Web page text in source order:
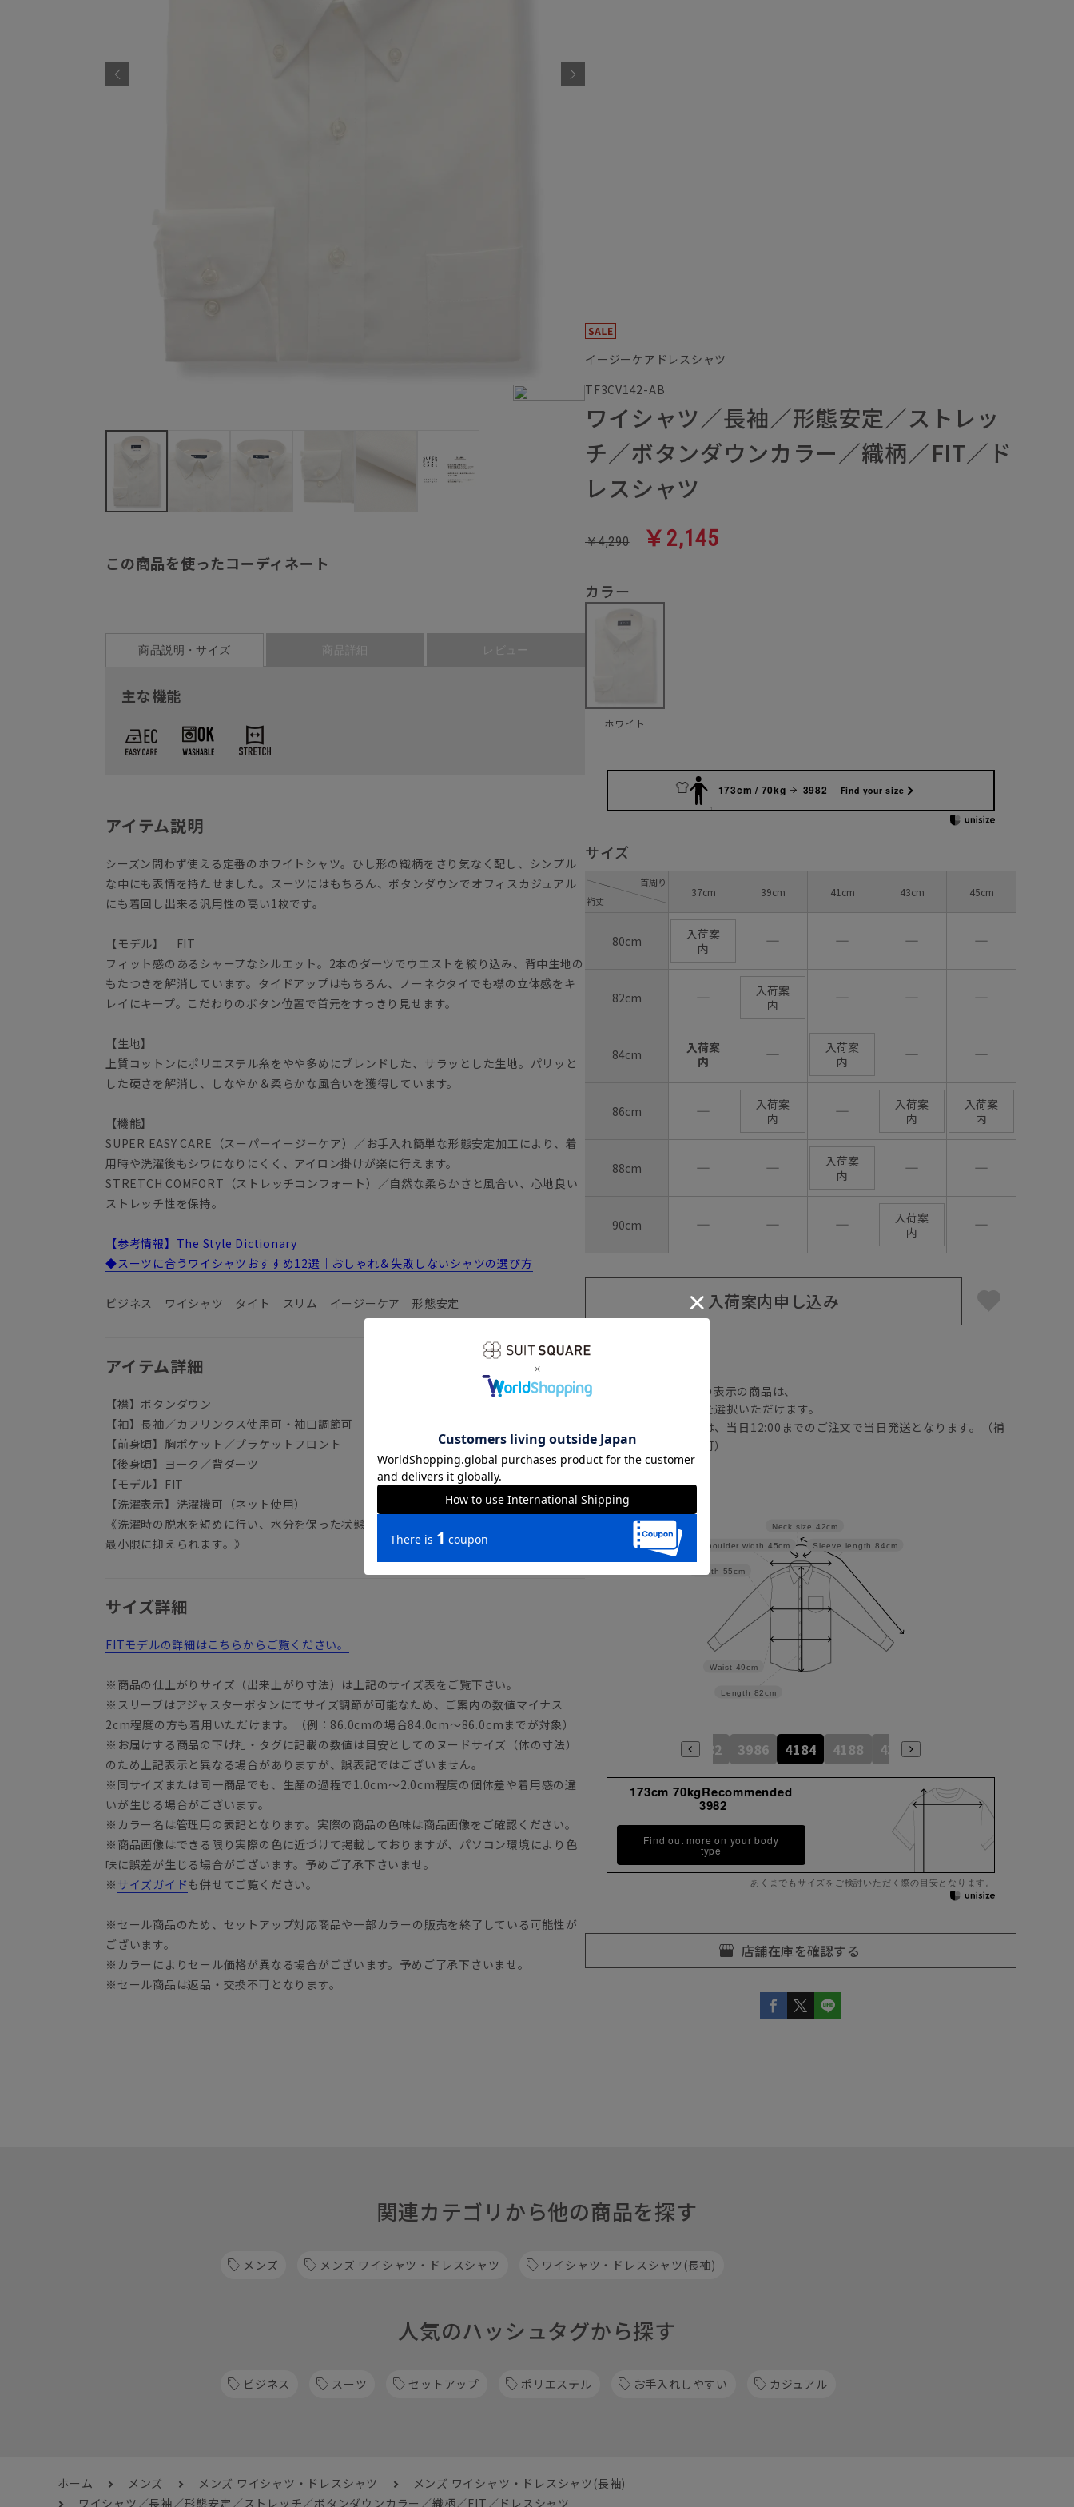
この商品を使ったコーディネート
商品説明・サイズ 商品詳細 レビュー
主な機能
アイテム説明
シーズン問わず使える定番のホワイトシャツ。ひし形の織柄をさり気なく配し、シンプル
な中にも表情を持たせました。スーツにはもちろん、ボタンダウンでオフィスカジュアル
にも着回し出来る汎用性の高い1枚です。
【モデル】 FIT
フィット感のあるシャープなシルエット。2本のダーツでウエストを絞り込み、背中生地の
もたつきを解消しています。タイドアップはもちろん、ノーネクタイでも襟の立体感をキ
レイにキープ。こだわりのボタン位置で首元をすっきり見せます。
【生地】
上質コットンにポリエステル糸をやや多めにブレンドした、サラッとした生地。パリッと
した硬さを解消し、しなやか＆柔らかな風合いを獲得しています。
【機能】
SUPER EASY CARE（スーパーイージーケア）／お手入れ簡単な形態安定加工により、着
用時や洗濯後もシワになりにくく、アイロン掛けが楽に行えます。
STRETCH COMFORT（ストレッチコンフォート）／自然な柔らかさと風合い、心地良い
ストレッチ性を保持。
【参考情報】The Style Dictionary
◆スーツに合うワイシャツおすすめ12選｜おしゃれ＆失敗しないシャツの選び方
ビジネス ワイシャツ タイト スリム イージーケア 形態安定
アイテム詳細
【襟】ボタンダウン
【袖】長袖／カフリンクス使用可・袖口調節可
【前身頃】胸ポケット／プラケットフロント
【後身頃】ヨーク／背ダーツ
【モデル】FIT
【洗濯表示】洗濯機可（ネット使用）
《洗濯時の脱水を短めに行い、水分を保った状態で形を整えつり干しすることで、シワが
最小限に抑えられます。》
サイズ詳細
FITモデルの詳細はこちらからご覧ください。
※商品の仕上がりサイズ（出来上がり寸法）は上記のサイズ表をご覧下さい。
※スリーブはアジャスターボタンにてサイズ調節が可能なため、ご案内の数値マイナス
2cm程度の方も着用いただけます。（例：86.0cmの場合84.0cm～86.0cmまでが対象）
※お届けする商品の下げ札・タグに記載の数値は目安としてのヌードサイズ（体の寸法）
のため上記表示と異なる場合がありますが、誤表記ではございません。
※同サイズまたは同一商品でも、生産の過程で1.0cm～2.0cm程度の個体差や着用感の違
いが生じる場合がございます。
※カラー名は管理用の表記となります。実際の商品の色味は商品画像をご確認ください。
※商品画像はできる限り実際の色に近づけて掲載しておりますが、パソコン環境により色
味に誤差が生じる場合がございます。予めご了承下さいませ。
※ サイズガイドも併せてご覧ください。
※セール商品のため、セットアップ対応商品や一部カラーの販売を終了している可能性が
ございます。
※カラーによりセール価格が異なる場合がございます。予めご了承下さいませ。
※セール商品は返品・交換不可となります。
イージーケアドレスシャツ
TF3CV142-AB
ワイシャツ／長袖／形態安定／ストレッ
チ／ボタンダウンカラー／織柄／FIT／ド
レスシャツ
￥4,290 ￥2,145
カラー
ホワイト
173cm / 70kg 3982 Find your size
サイズ
裄丈
首周り
37cm 39cm 41cm 43cm 45cm
80cm
入荷案
内
― ― ― ―
82cm ―
入荷案
内
― ― ―
84cm
入荷案
内
―
入荷案
内
― ―
86cm ―
入荷案
内
―
入荷案
内
入荷案
内
88cm ― ―
入荷案
内
― ―
90cm ― ― ―
入荷案
内
―
入荷案内申し込み
【
の表示の商品は、
注文画面でお急ぎ発送を選択いただけます。
さらにメルマガ会員様は、当日12:00までのご注文で当日発送となります。（補
正商品の場合は対応不可）
詳しくはこちら
Sleeve length 84cm
Neck size 42cm
Length 82cm
Waist 49cm
Width 55cm
Shoulder width 45cm
3982 3986 4184 4188 4386
173cm 70kgRecommended
3982
Find out more on your body
type
あくまでもサイズをご検討いただく際の目安となります。
関連カテゴリから他の商品を探す
メンズ メンズ ワイシャツ・ドレスシャツ ワイシャツ・ドレスシャツ(長袖)
人気のハッシュタグから探す
ビジネス スーツ セットアップ ポリエステル お手入れしやすい カジュアル
ホーム メンズ メンズ ワイシャツ・ドレスシャツ
メンズ ワイシャツ・ドレスシャツ(長袖)
ワイシャツ／長袖／形態安定／ストレッチ／ボタンダウンカラー／織柄／FIT／ドレスシャツ